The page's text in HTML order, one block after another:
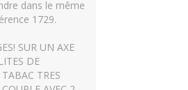
dans le même
1729.
SUR UN AXE
DE
TRES